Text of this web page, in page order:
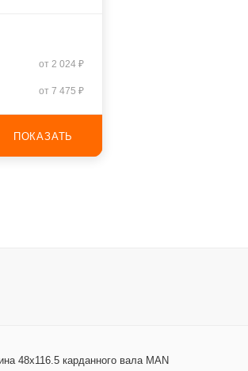
от 2 024 ₽
от 7 475 ₽
ПОКАЗАТЬ
48x116.5 карданного вала MAN